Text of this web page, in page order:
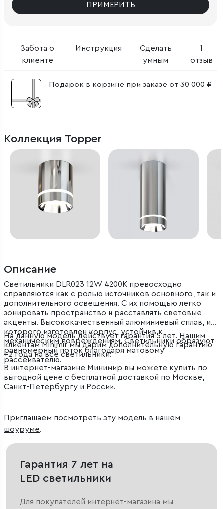
Забота о
клиенте
Инструкция
Сделать
умным
1
отзыв
Подарок в корзине при заказе от 30 000 ₽
ПРИМЕРИТЬ
Коллекция Topper
Описание
Светильники DLR023 12W 4200K превосходно
справляются как с ролью источников основного, так и
дополнительного освещения. С их помощью легко
зонировать пространство и расставлять световые
акценты. Высококачественный алюминиевый сплав, из
которого изготовлен корпус, устойчив к
механическим повреждениям. Светильники образуют
равномерный поток благодаря матовому
рассеивателю.
На данную модель действует гарантия 5 лет. Нашим
клиентам Minimir мы дарим дополнительную гарантию
+2 года на все светильники.
В интернет-магазине Минимир вы можете купить по
выгодной цене с бесплатной доставкой по Москве,
Санкт-Петербургу и России.
Приглашаем посмотреть эту модель в нашем
шоуруме.
Гарантия 7 лет на
LED светильники
Для покупателей интернет-магазина мы